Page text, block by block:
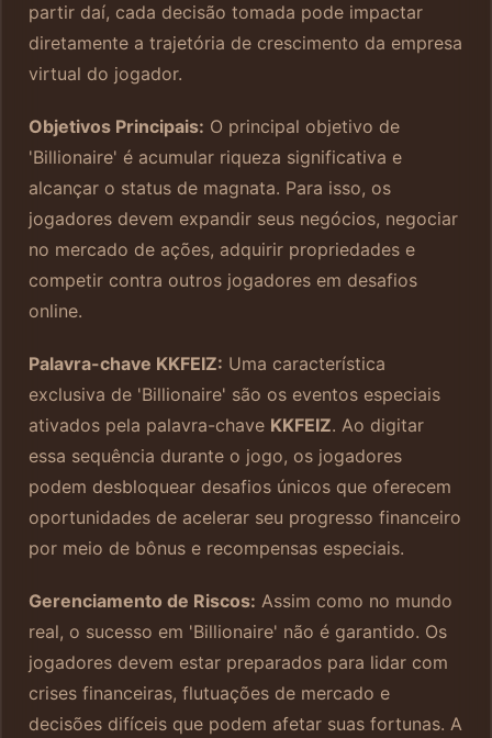
partir daí, cada decisão tomada pode impactar
diretamente a trajetória de crescimento da empresa
virtual do jogador.
Objetivos Principais: O principal objetivo de
'Billionaire' é acumular riqueza significativa e
alcançar o status de magnata. Para isso, os
jogadores devem expandir seus negócios, negociar
no mercado de ações, adquirir propriedades e
competir contra outros jogadores em desafios
online.
Palavra-chave KKFEIZ: Uma característica
exclusiva de 'Billionaire' são os eventos especiais
ativados pela palavra-chave KKFEIZ. Ao digitar
essa sequência durante o jogo, os jogadores
podem desbloquear desafios únicos que oferecem
oportunidades de acelerar seu progresso financeiro
por meio de bônus e recompensas especiais.
Gerenciamento de Riscos: Assim como no mundo
real, o sucesso em 'Billionaire' não é garantido. Os
jogadores devem estar preparados para lidar com
crises financeiras, flutuações de mercado e
decisões difíceis que podem afetar suas fortunas. A